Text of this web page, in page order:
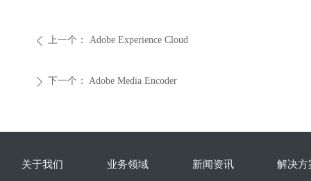
ꄴ 上一个： Adobe Experience Cloud
ꄲ 下一个： Adobe Media Encoder
关于我们 业务领域 新闻资讯 解决方